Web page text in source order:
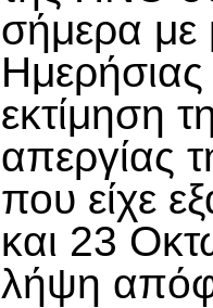
σήμερα με
Ημερήσιας
εκτίμηση
απεργίας
που είχε
και 23
λήψη